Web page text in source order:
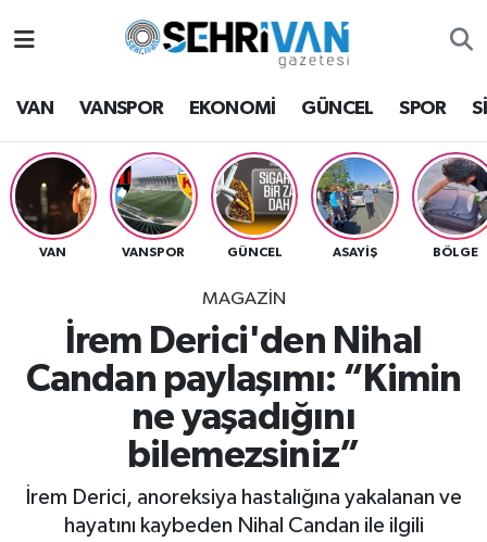
VAN VANSPOR EKONOMİ GÜNCEL SPOR
VAN VANSPOR GÜNCEL ASAYİŞ BÖLGE
MAGAZİN
İrem Derici'den Nihal
Candan paylaşımı: “Kimin
ne yaşadığını
bilemezsiniz”
İrem Derici, anoreksiya hastalığına yakalanan ve
hayatını kaybeden Nihal Candan ile ilgili
Van Hava Durumu
VAN Namaz Vakitleri
Van Trafik Yoğunluk Haritası
Süper Lig Puan Durumu ve Fikstür
Tüm Manşetler
Son Dakika Haberleri
Haber Arşivi